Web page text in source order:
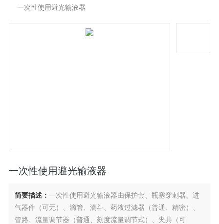
一次性使用避光输液器
一次性使用避光输液器
简要描述： 一次性使用避光输液器由保护套、瓶塞穿刺器、进
气器件（可无）、滴管、滴斗、药液过滤器（普通、精密）、
管路、流量调节器（普通、刻度流量调节式）、夹具（可